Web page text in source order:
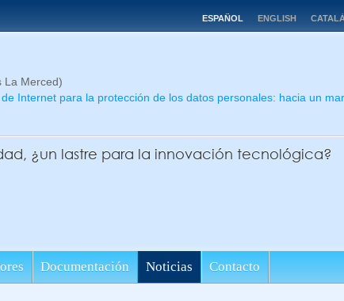
ESPAÑOL ENGLISH
La Merced)
Internet para la protección de los datos personales: hacia un
¿un lastre para la innovación tecnológica?
Documentación Noticias Contacto